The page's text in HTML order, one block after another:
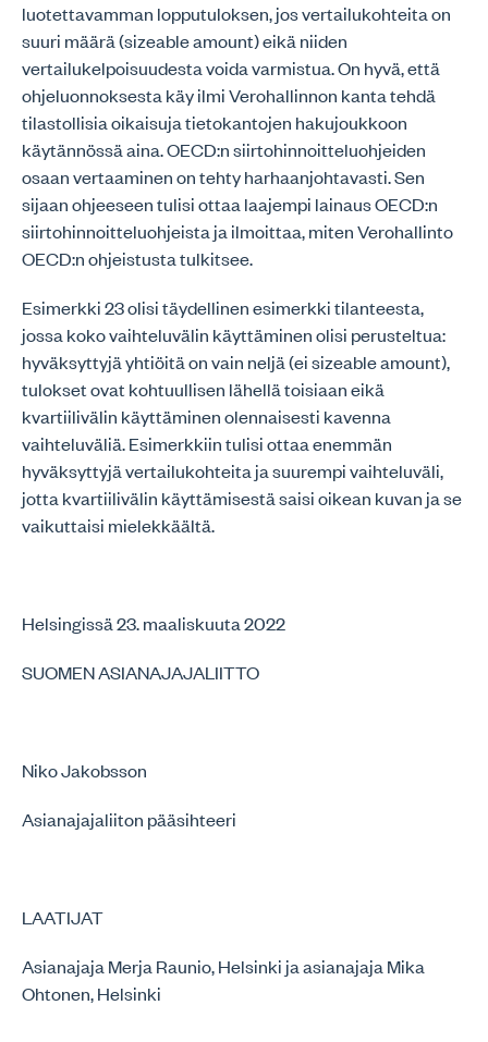
luotettavamman lopputuloksen, jos vertailukohteita on
suuri määrä (sizeable amount) eikä niiden
vertailukelpoisuudesta voida varmistua. On hyvä, että
ohjeluonnoksesta käy ilmi Verohallinnon kanta tehdä
tilastollisia oikaisuja tietokantojen hakujoukkoon
käytännössä aina. OECD:n siirtohinnoitteluohjeiden
osaan vertaaminen on tehty harhaanjohtavasti. Sen
sijaan ohjeeseen tulisi ottaa laajempi lainaus OECD:n
siirtohinnoitteluohjeista ja ilmoittaa, miten Verohallinto
OECD:n ohjeistusta tulkitsee.
Esimerkki 23 olisi täydellinen esimerkki tilanteesta,
jossa koko vaihteluvälin käyttäminen olisi perusteltua:
hyväksyttyjä yhtiöitä on vain neljä (ei sizeable amount),
tulokset ovat kohtuullisen lähellä toisiaan eikä
kvartiilivälin käyttäminen olennaisesti kavenna
vaihteluväliä. Esimerkkiin tulisi ottaa enemmän
hyväksyttyjä vertailukohteita ja suurempi vaihteluväli,
jotta kvartiilivälin käyttämisestä saisi oikean kuvan ja se
vaikuttaisi mielekkäältä.
Helsingissä 23. maaliskuuta 2022
SUOMEN ASIANAJAJALIITTO
Niko Jakobsson
Asianajajaliiton pääsihteeri
LAATIJAT
Asianajaja Merja Raunio, Helsinki ja asianajaja Mika
Ohtonen, Helsinki